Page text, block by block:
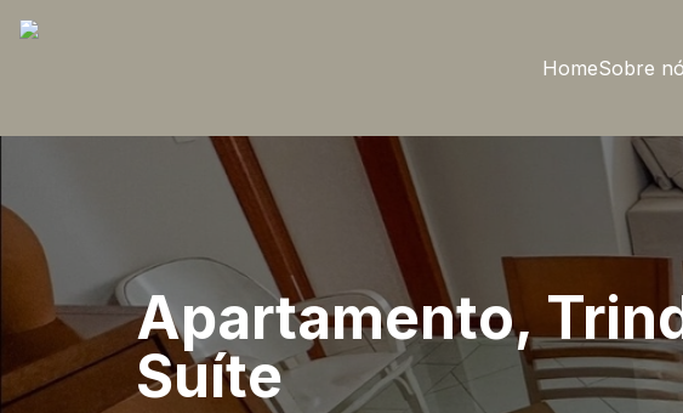
HomeSobre
Apartamento,
Suíte